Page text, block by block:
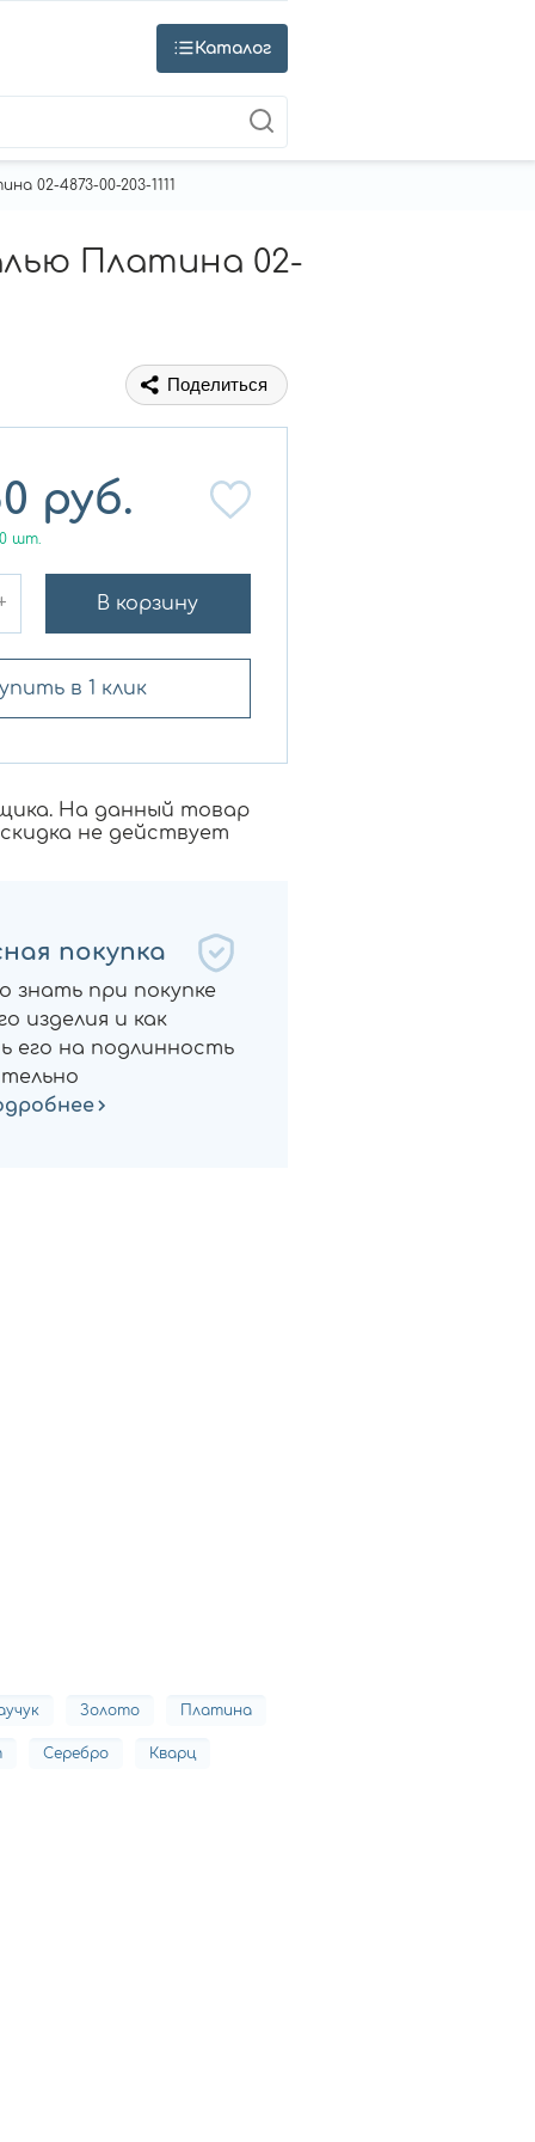
Каталог
02-4873-00-203-1111
Платина 02-
Поделиться
руб.
шт.
В корзину
в 1 клик
На данный товар
не действует
покупка
знать при покупке
изделия и как
его на подлинность
Золото Платина
Серебро Кварц